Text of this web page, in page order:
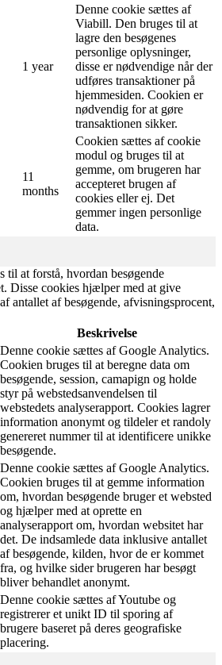
1 year
Denne cookie sættes af
Viabill. Den bruges til at
lagre den besøgenes
personlige oplysninger,
disse er nødvendige når der
udføres transaktioner på
hjemmesiden. Cookien er
nødvendig for at gøre
transaktionen sikker.
11
months
Cookien sættes af cookie
modul og bruges til at
gemme, om brugeren har
accepteret brugen af ​​
cookies eller ej. Det
gemmer ingen personlige
data.
til at forstå, hvordan besøgende
Disse cookies hjælper med at give
antallet af besøgende, afvisningsprocent,
Beskrivelse
Denne cookie sættes af Google Analytics.
Cookien bruges til at beregne data om
besøgende, session, camapign og holde
styr på webstedsanvendelsen til
webstedets analyserapport. Cookies lagrer
information anonymt og tildeler et randoly
genereret nummer til at identificere unikke
besøgende.
Denne cookie sættes af Google Analytics.
Cookien bruges til at gemme information
om, hvordan besøgende bruger et websted
og hjælper med at oprette en
analyserapport om, hvordan websitet har
det. De indsamlede data inklusive antallet
af besøgende, kilden, hvor de er kommet
fra, og hvilke sider brugeren har besøgt
bliver behandlet anonymt.
Denne cookie sættes af Youtube og
registrerer et unikt ID til sporing af
brugere baseret på deres geografiske
placering.